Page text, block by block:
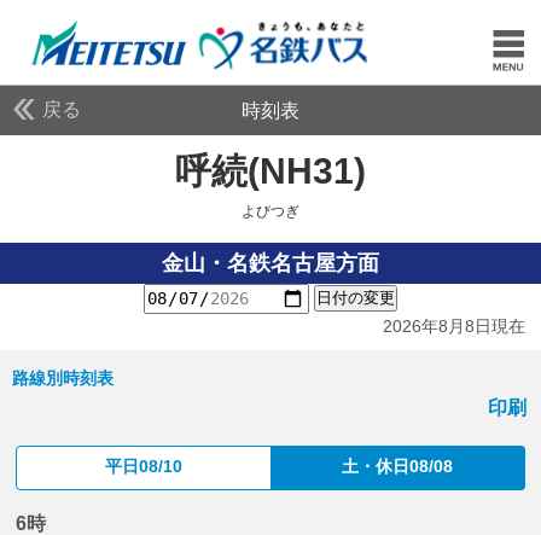
戻る 時刻表
呼続(NH31)
よびつぎ
金山・名鉄名古屋方面
日付の変更
2026年8月8日現在
路線別時刻表
印刷
平日08/10 土・休日08/08
6時